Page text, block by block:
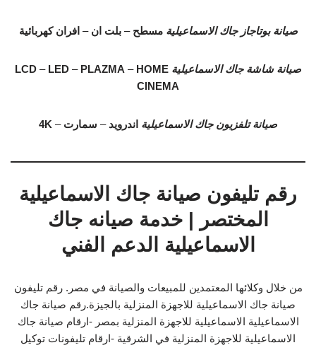
صيانة بوتاجاز جاك الاسماعيلية مسطح –بلت ان – افران كهربائية
صيانة شاشة جاك الاسماعيلية LCD – LED – PLAZMA – HOME
CINEMA
صيانة تلفزيون جاك الاسماعيلية اندرويد – سمارت –
4K
رقم تليفون صيانة جاك الاسماعيلية
المختصر | خدمة صيانه جاك
الاسماعيلية الدعم الفني
من خلال وكلائها المعتمدين للمبيعات والصيانة في مصر. رقم تليفون
صيانة جاك الاسماعيلية للاجهزة المنزلية بالجيزة.رقم صيانة جاك
الاسماعيلية الاسماعيلية للاجهزة المنزلية بمصر -ارقام صيانة جاك
الاسماعيلية للاجهزة المنزلية في الشرقية -ارقام تليفونات توكيل